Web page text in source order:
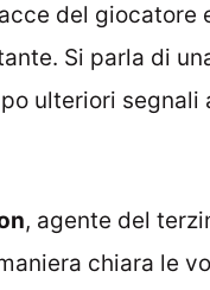
del giocatore
Si parla di
ulteriori segnali
, agente del
chiara le